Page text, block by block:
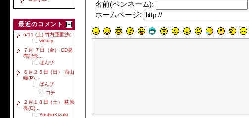
最近のコメント
6/11 (土) 竹内亜里沙(...
victory
７月 ７日（金） CD発
売記念...
ばんび
６月２５日（日） 西山
瞳(P)...
ばんび
コチ
２月１８日（土） 荻原
亮(G)...
YoshioKizaki
名前(ペンネーム):
ホームページ: